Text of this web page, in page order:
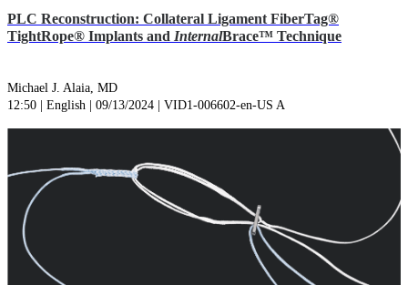
PLC Reconstruction: Collateral Ligament FiberTag®
TightRope® Implants and InternalBrace™ Technique
Michael J. Alaia, MD
12:50 | English | 09/13/2024 | VID1-006602-en-US A